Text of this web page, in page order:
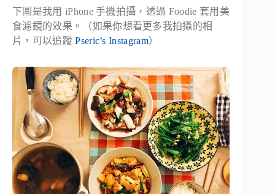
下圖是我用 iPhone 手機拍攝，透過 Foodie 套用美
食濾鏡的效果。（如果你想看更多我拍攝的相
片，可以追蹤Pseric’s Instagram）